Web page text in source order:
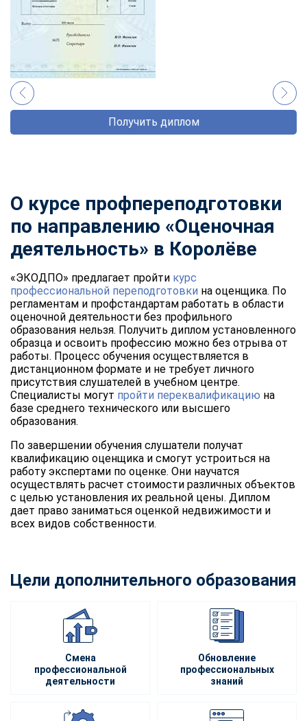
Получить диплом
О курсе профпереподготовки
по направлению «Оценочная
деятельность» в Королёве
«ЭКОДПО» предлагает пройти курс
профессиональной переподготовки на оценщика. По
регламентам и профстандартам работать в области
оценочной деятельности без профильного
образования нельзя. Получить диплом установленного
образца и освоить профессию можно без отрыва от
работы. Процесс обучения осуществляется в
дистанционном формате и не требует личного
присутствия слушателей в учебном центре.
Специалисты могут пройти переквалификацию на
базе среднего технического или высшего
образования.
По завершении обучения слушатели получат
квалификацию оценщика и смогут устроиться на
работу экспертами по оценке. Они научатся
осуществлять расчет стоимости различных объектов
с целью установления их реальной цены. Диплом
дает право заниматься оценкой недвижимости и
всех видов собственности.
Цели дополнительного образования
Смена
профессиональной
деятельности
Обновление
профессиональных
знаний